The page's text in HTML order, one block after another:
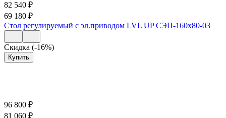
82 540 ₽
69 180 ₽
Стол регулируемый с эл.приводом LVL UP СЭП-160х80-03
Скидка (-16%)
Купить
96 800 ₽
81 060 ₽